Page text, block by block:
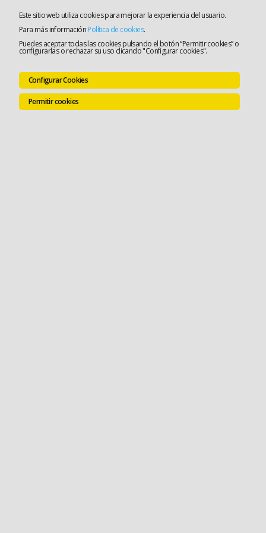
Este sitio web utiliza cookies para mejorar la experiencia del usuario.
Para más informaciónPolítica de cookies.
Puedes aceptar todas las cookies pulsando el botón “Permitir cookies” o
configurarlas o rechazar su uso clicando "Configurar cookies".
Configurar Cookies
Permitir cookies